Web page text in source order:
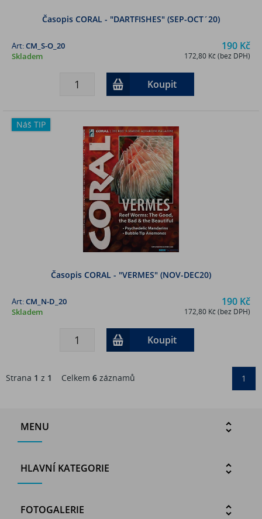
Časopis CORAL - "DARTFISHES" (SEP-OCT´20)
190 Kč
172,80 Kč (bez DPH)
Art:CM_S-O_20
Skladem
Koupit
Náš TIP
Časopis CORAL - "VERMES" (NOV-DEC20)
190 Kč
172,80 Kč (bez DPH)
Art:CM_N-D_20
Skladem
Koupit
Strana 1 z 1 Celkem 6 záznamů 1
MENU
HLAVNÍ KATEGORIE
FOTOGALERIE